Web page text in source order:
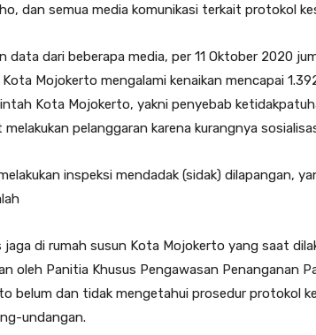
dan semua media komunikasi terkait protokol
data dari beberapa media, per 11 Oktober 2020
Mojokerto mengalami kenaikan mencapai
Kota Mojokerto, yakni penyebab
melakukan pelanggaran karena kurangnya
inspeksi mendadak (sidak) dilapangan,
jaga di rumah susun Kota Mojokerto yang saat
oleh Panitia Khusus Pengawasan Penanganan
belum dan tidak mengetahui prosedur protokol
undangan.